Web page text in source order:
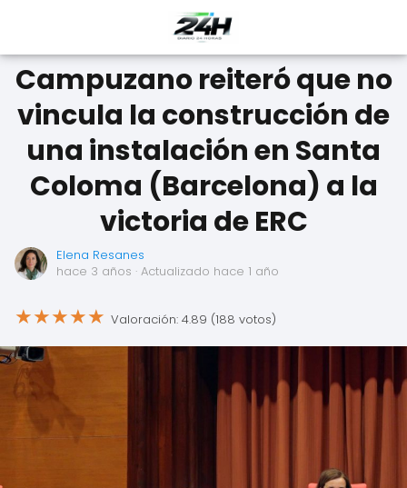
Campuzano reiteró que no
vincula la construcción de
una instalación en Santa
Coloma (Barcelona) a la
victoria de ERC
Elena Resanes
hace 3 años · Actualizado hace 1 año
★★★★★ Valoración: 4.89 (188 votos)